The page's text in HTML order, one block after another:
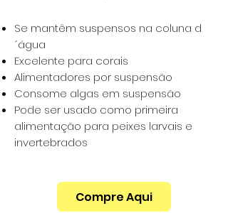
Se mantêm suspensos na coluna d
´água
Excelente para corais
Alimentadores por suspensão
Consome algas em suspensão
Pode ser usado como primeira
alimentação para peixes larvais e
invertebrados
Compre Aqui